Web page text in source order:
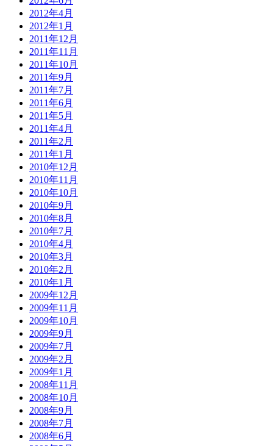
2012年4月
2012年1月
2011年12月
2011年11月
2011年10月
2011年9月
2011年7月
2011年6月
2011年5月
2011年4月
2011年2月
2011年1月
2010年12月
2010年11月
2010年10月
2010年9月
2010年8月
2010年7月
2010年4月
2010年3月
2010年2月
2010年1月
2009年12月
2009年11月
2009年10月
2009年9月
2009年7月
2009年2月
2009年1月
2008年11月
2008年10月
2008年9月
2008年7月
2008年6月